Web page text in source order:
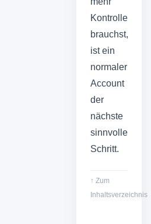
Kontrolle
brauchst,
ist ein
normaler
Account
der
nächste
sinnvolle
Schritt.
↑ Zum
Inhaltsverzeichnis